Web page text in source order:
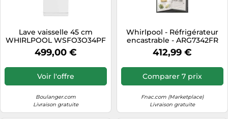
Lave vaisselle 45 cm
WHIRLPOOL WSFO3O34PF
6ème Sens
499,00 €
Voir l'offre
Boulanger.com
Livraison gratuite
Whirlpool - Réfrigérateur
encastrable - ARG7342FR
412,99 €
Comparer 7 prix
Fnac.com (Marketplace)
Livraison gratuite